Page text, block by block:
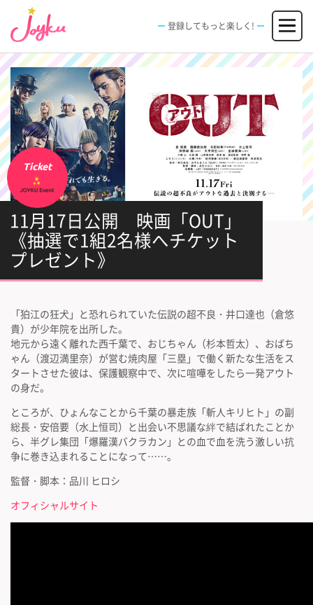
ン
ツ
へ
ス
キ
ッ
プ
メニュー
JOBS
求人情報
FACILITIES
施設
SPECIAL
エンタメ特典
EVENT
イベント
新規登録 ログイン
登録してもっと楽しく!
11月17日公開 映画「OUT」
《抽選で1組2名様へチケット
プレゼント》
Ticket
「狛江の狂犬」と恐れられていた伝説の超不良・井口達也（倉悠
貴）が少年院を出所した。
地元から遠く離れた西千葉で、おじちゃん（杉本哲太）、おばち
ゃん（渡辺満里奈）が営む焼肉屋「三塁」で働く新たな生活をス
タートさせた彼は、保護観察中で、次に喧嘩をしたら一発アウト
の身だ。
ところが、ひょんなことから千葉の暴走族「斬人キリヒト 」の副
総長・安倍要（水上恒司）と出会い不思議な絆で結ばれたことか
ら、半グレ集団「爆羅漢バクラカン 」との血で血を洗う激しい抗
争に巻き込まれることになって……。
監督・脚本：品川 ヒロシ
オフィシャルサイト